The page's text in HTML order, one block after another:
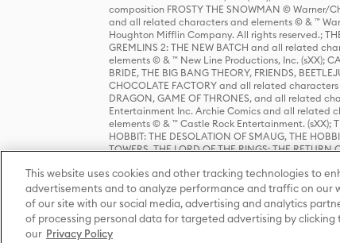
composition FROSTY THE SNOWMAN © Warner/
and all related characters and elements © & ™
Houghton Mifflin Company. All rights reserved.; THE
GREMLINS 2: THE NEW BATCH and all related
elements © & ™ New Line Productions, Inc. (sXX);
BRIDE, THE BIG BANG THEORY, FRIENDS,
CHOCOLATE FACTORY and all related characters
DRAGON, GAME OF THRONES, and all related
Entertainment Inc. Archie Comics and all related
elements © & ™ Castle Rock Entertainment. (sXX);
HOBBIT: THE DESOLATION OF SMAUG, THE
TOWERS, THE LORD OF THE RINGS: THE
Warner Bros. Entertainment Inc. (sXX);
Entertainment Inc. All rights reserved.
This website uses cookies and other tracking technologies to
advertisements and to analyze performance and traffic on our
of our site with our social media, advertising and analytics
of processing personal data for targeted advertising by clicking
our Privacy Policy